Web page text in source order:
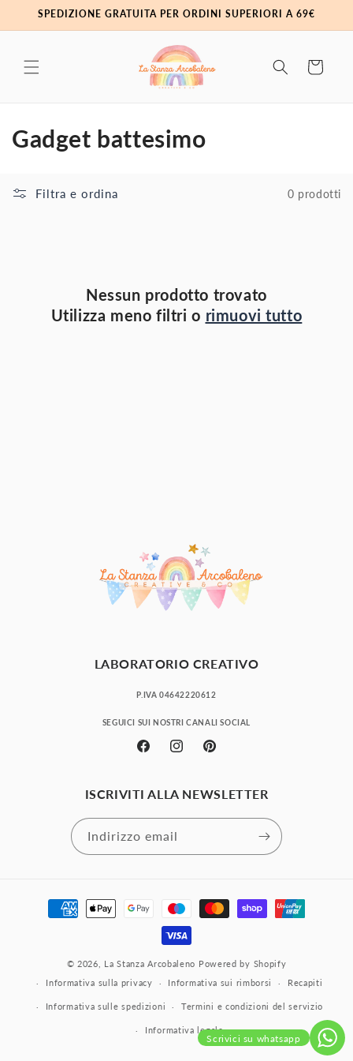
direttamente
ai contenuti
SPEDIZIONE GRATUITA PER ORDINI SUPERIORI A 69€
Carrello
C
l
Gadget battesimo
Filtra e ordina 0 prodotti
Nessun prodotto trovato
Utilizza meno filtri o rimuovi tutto
LABORATORIO CREATIVO
P.IVA 04642220612
SEGUICI SUI NOSTRI CANALI SOCIAL
FacebookInstagramPinterest
ISCRIVITI ALLA NEWSLETTER
Indirizzo email
Metodi
© 2026, La Stanza Arcobaleno Powered by Shopify
Informativa sulla privacy
Informativa sui rimborsi Recapiti
Informativa sulle spedizioni Termini e condizioni del servizio
Informativa legale
Scrivici su whatsapp